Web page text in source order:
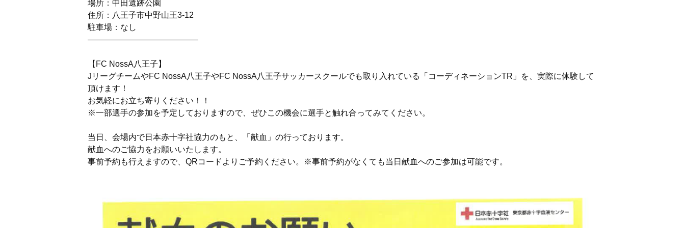
場所：中田遺跡公園
住所：八王子市中野山王3-12
駐車場：なし
—————————————–
【FC NossA八王子】
JリーグチームやFC NossA八王子やFC NossA八王子サッカースクールでも取り入れている「コーディネーションTR」を、実際に体験して
頂けます！
お気軽にお立ち寄りください！！
※一部選手の参加を予定しておりますので、ぜひこの機会に選手と触れ合ってみてください。
当日、会場内で日本赤十字社協力のもと、「献血」の行っております。
献血へのご協力をお願いいたします。
事前予約も行えますので、QRコードよりご予約ください。※事前予約がなくても当日献血へのご参加は可能です。